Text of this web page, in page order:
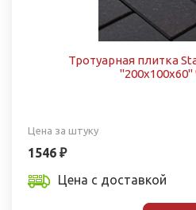
Тротуарная плитка
Цена за штуку
1546 ₽
Цена с доставкой